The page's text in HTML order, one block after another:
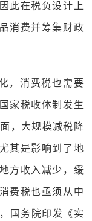
此在税负设计上
消费并筹集财政
，消费税也需要
家税收体制发生
，大规模减税降
其是影响到了地
方收入减少，缓
费税也亟须从中
国务院印发《实